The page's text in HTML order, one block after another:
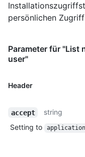
persönlichen
Parameter für "List
user"
Header
accept
string
Setting to